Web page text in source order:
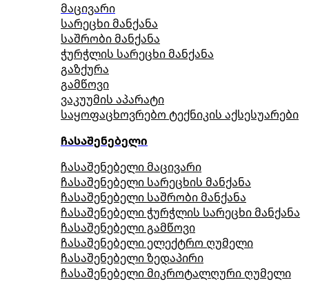
მაცივარი
სარეცხი მანქანა
საშრობი მანქანა
ჭურჭლის სარეცხი მანქანა
გაზქურა
გამწოვი
ვაკუუმის აპარატი
საყოფაცხოვრებო ტექნიკის აქსესუარები
ჩასაშენებელი
ჩასაშენებელი მაცივარი
ჩასაშენებელი სარეცხის მანქანა
ჩასაშენებელი საშრობი მანქანა
ჩასაშენებელი ჭურჭლის სარეცხი მანქანა
ჩასაშენებელი გამწოვი
ჩასაშენებელი ელექტრო ღუმელი
ჩასაშენებელი ზედაპირი
ჩასაშენებელი მიკროტალღური ღუმელი